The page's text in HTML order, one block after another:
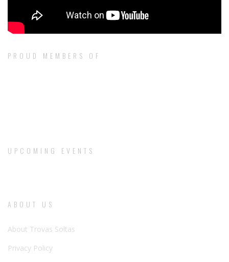
PROUD MEMBERS OF
UPCOMING EVENTS
ABOUT US
About Trovas Soltas
Privacy Policy